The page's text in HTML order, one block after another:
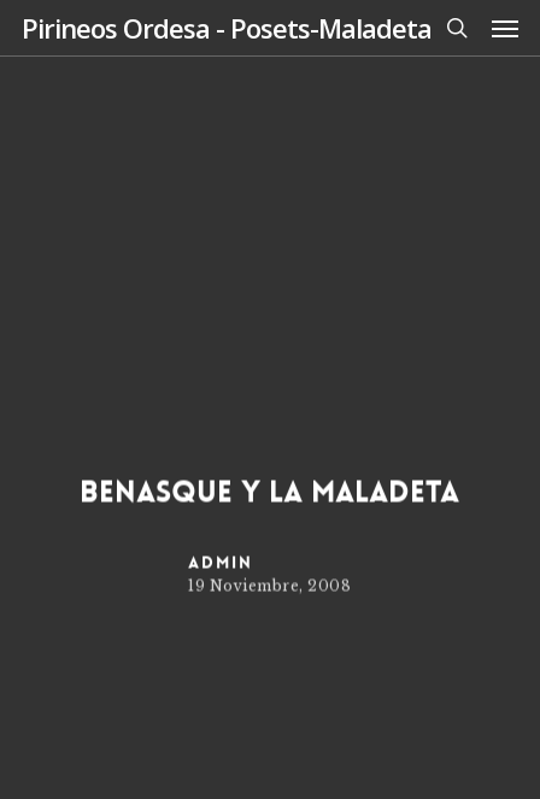
SkipPirineos Ordesa - Posets-Maladeta
search
Benasque y la Maladeta
admin
19 Noviembre, 2008